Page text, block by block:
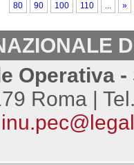
80
90 100 110 ... »
Operativa
Roma |